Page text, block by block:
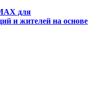
для
и жителей на основе